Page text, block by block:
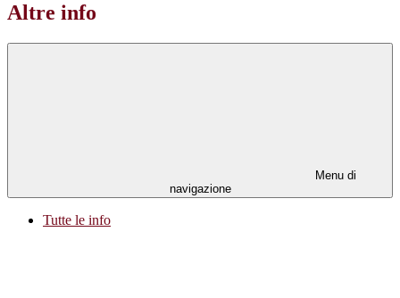
Altre info
Menu di
navigazione
Tutte le info